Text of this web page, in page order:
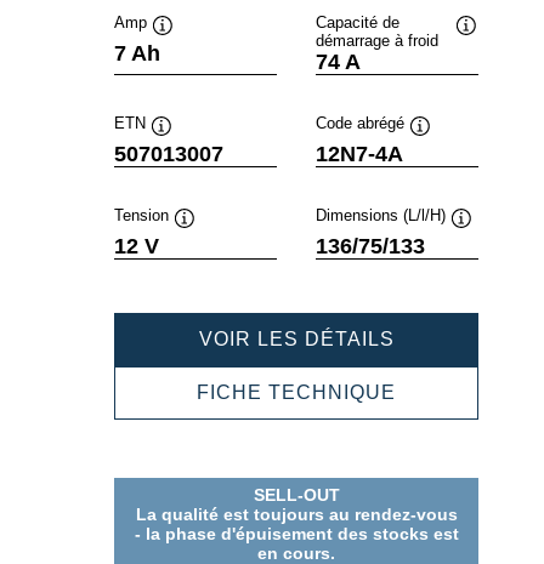
Amp
7 Ah
Capacité de
démarrage à froid
74 A
ETN
Infobulle
507013007
Code abrégé
12N7-4A
Tension
12 V
Dimensions (L/l/H)
136/75/133
VOIR LES DÉTAILS
507013007
FICHE TECHNIQUE
SELL-OUT
La qualité est toujours au rendez-vous
- la phase d'épuisement des stocks est
en cours.